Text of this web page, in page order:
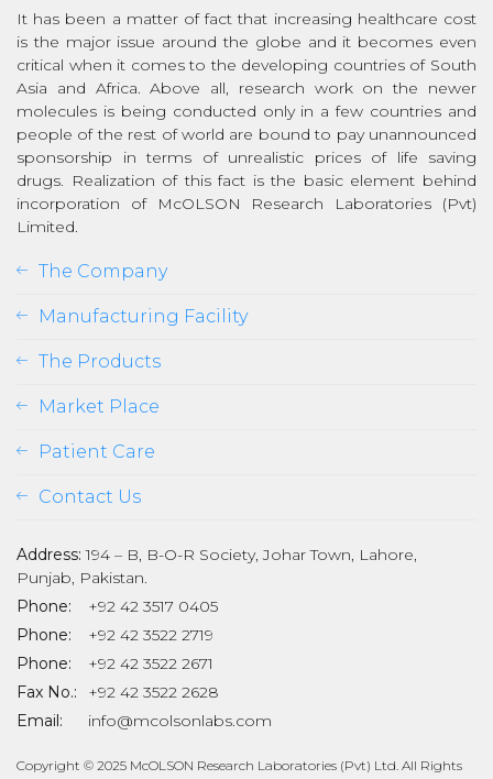
It has been a matter of fact that increasing healthcare cost
is the major issue around the globe and it becomes even
critical when it comes to the developing countries of South
Asia and Africa. Above all, research work on the newer
molecules is being conducted only in a few countries and
people of the rest of world are bound to pay unannounced
sponsorship in terms of unrealistic prices of life saving
drugs. Realization of this fact is the basic element behind
incorporation of McOLSON Research Laboratories (Pvt)
Limited.
The Company
Manufacturing Facility
The Products
Market Place
Patient Care
Contact Us
Address: 194 – B, B-O-R Society, Johar Town, Lahore,
Punjab, Pakistan.
Phone:
+92 42 3517 0405
Phone:
+92 42 3522 2719
Phone:
+92 42 3522 2671
Fax No.:
+92 42 3522 2628
Email:
info@mcolsonlabs.com
Copyright © 2025 McOLSON Research Laboratories (Pvt) Ltd. All Rights